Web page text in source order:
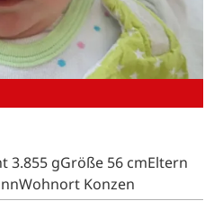
3.855 gGröße 56 cmEltern
Konzen